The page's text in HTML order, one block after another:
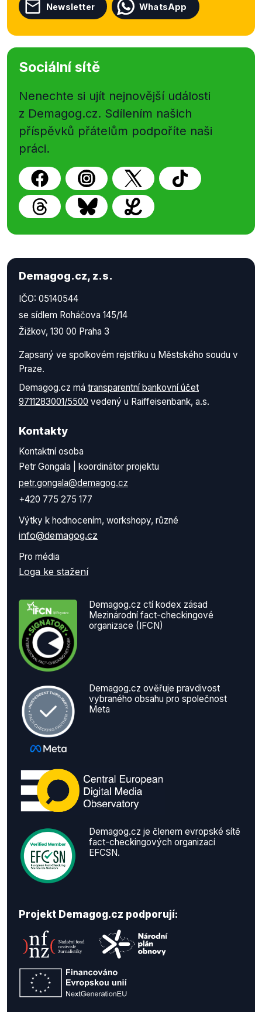
Newsletter WhatsApp
Sociální sítě
Nenechte si ujít nejnovější události
z Demagog.cz. Sdílením našich
příspěvků přátelům podpoříte naši
práci.
Demagog.cz, z.s.
IČO: 05140544
se sídlem Roháčova 145/14
Žižkov, 130 00 Praha 3
Zapsaný ve spolkovém rejstříku u Městského soudu v
Praze.
Demagog.cz má transparentní bankovní účet
9711283001/5500 vedený u Raiffeisenbank, a.s.
Kontakty
Kontaktní osoba
Petr Gongala | koordinátor projektu
petr.gongala@demagog.cz
+420 775 275 177
Výtky k hodnocením, workshopy, různé
info@demagog.cz
Pro média
Loga ke stažení
Demagog.cz ctí kodex zásad
Mezinárodní fact-checkingové
organizace (IFCN)
Demagog.cz ověřuje pravdivost
vybraného obsahu pro společnost
Meta
Demagog.cz je členem evropské sítě
fact-checkingových organizací
EFCSN.
Projekt Demagog.cz podporují: